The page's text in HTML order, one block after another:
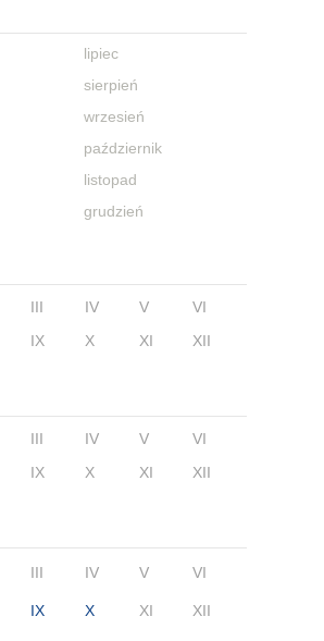
lipiec
sierpień
wrzesień
październik
listopad
grudzień
III IV V
VI
IX X XI XII
III IV V
VI
IX X XI XII
III IV V VI
IX X XI XII